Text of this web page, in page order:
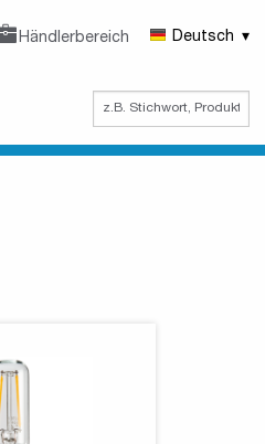
Händlerbereich Deutsch